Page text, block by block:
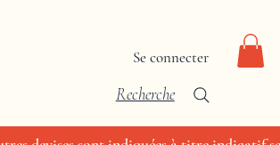
Se connecter
Recherche